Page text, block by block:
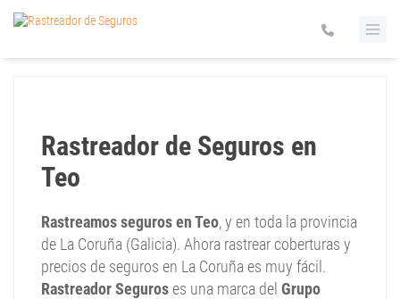
Rastreador de Seguros en
Teo
Rastreamos seguros en Teo, y en toda la provincia
de La Coruña (Galicia). Ahora rastrear coberturas y
precios de seguros en La Coruña es muy fácil.
Rastreador Seguros es una marca del Grupo